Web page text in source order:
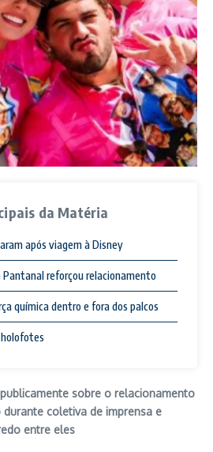
da Matéria
após viagem à Disney
Pantanal reforçou relacionamento
química dentro e fora dos palcos
holofotes
sobre o relacionamento
coletiva de imprensa e
entre eles